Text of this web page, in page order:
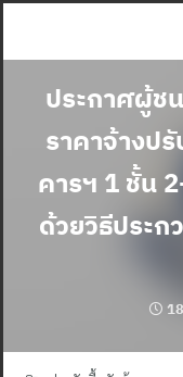
ประกาศผู้ช
ราคาจ้างป
คารฯ 1 ชั้น
ด้วยวิธีประก